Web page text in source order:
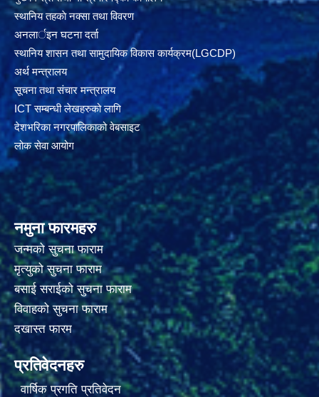
स्थानिय तहकाे नक्सा तथा विवरण
अनलार्इन घटना दर्ता
स्थानिय शासन तथा सामुदायिक विकास कार्यक्रम(LGCDP)
अर्थ मन्त्रालय
सूचना तथा संचार मन्त्रालय
ICT सम्बन्धी लेखहरुको लागि
देशभरिका नगरपालिकाको वेबसाइट
लोक सेवा आयोग
नमुना फारमहरु
जन्मको सुचना फाराम
मृत्युको सुचना फाराम
बसाई सराईको सुचना फाराम
विवाहको सुचना फाराम
दखास्त फारम
प्रतिवेदनहरु
वार्षिक प्रगति प्रतिवेदन